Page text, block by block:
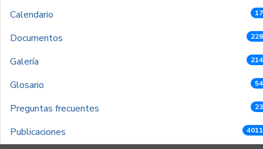
Calendario
Documentos
Galería
Glosario
Preguntas frecuentes
Publicaciones